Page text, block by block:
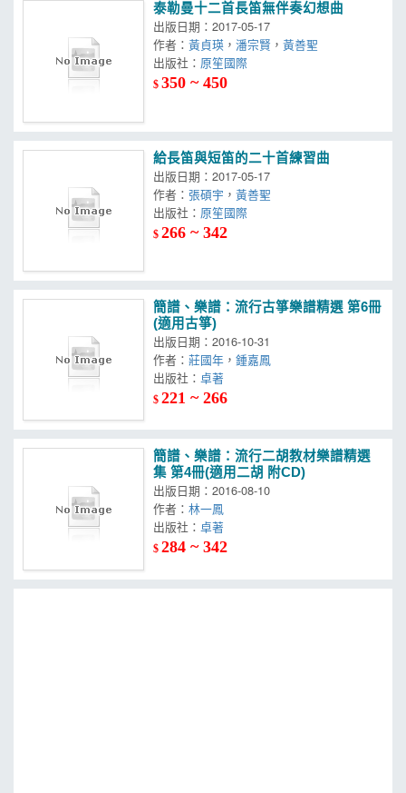
泰勒曼十二首長笛無伴奏幻想曲
出版日期：2017-05-17
作者：黃貞瑛 ，潘宗賢 ，黃善聖
出版社：
$350 ~ 450
給長笛與短笛的二十首練習曲
出版日期：2017-05-17
作者：張碩宇 ，黃善聖
出版社：
$266 ~ 342
簡譜、樂譜：流行古箏樂譜精選 第6冊
(適用古箏)
出版日期：2016-10-31
作者：莊國年 ，鍾嘉鳳
出版社：
$221 ~ 266
簡譜、樂譜：流行二胡教材樂譜精選
集 第4冊(適用二胡 附CD)
出版日期：2016-08-10
作者：林一鳳
出版社：
$284 ~ 342